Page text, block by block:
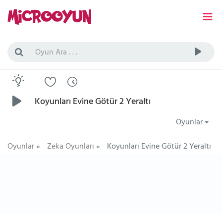
Koyunları Evine Götür 2 Yeraltı
Oyunlar
Oyunlar» Zeka Oyunları» Koyunları Evine Götür 2 Yeraltı